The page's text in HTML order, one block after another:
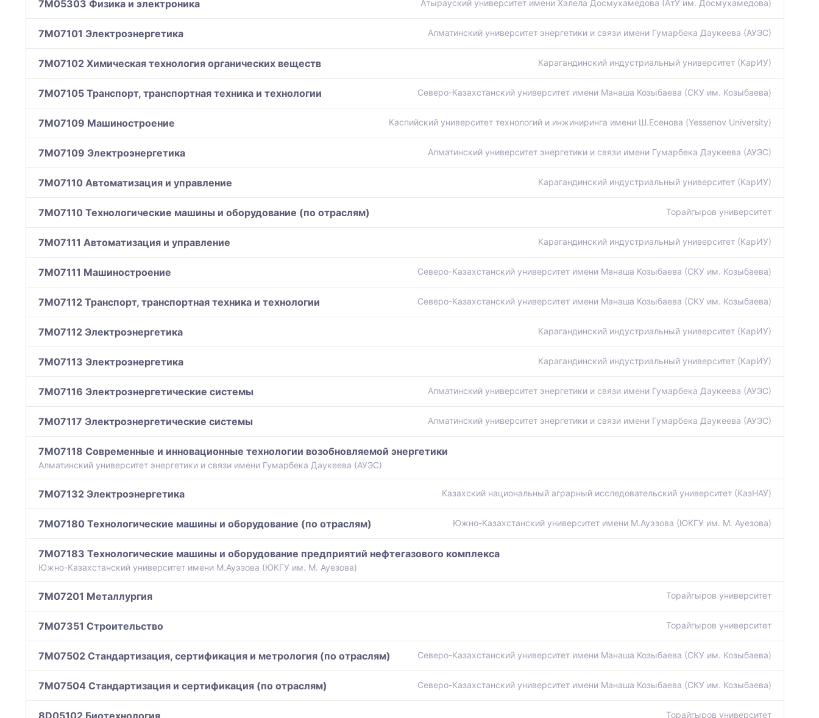
7M05303 Физика и электроника Атырауский университет имени Халела Досмухамедова (АтУ им. Досмухамедова)
7M07101 Электроэнергетика Алматинский университет энергетики и связи имени Гумарбека Даукеева (АУЭС)
7M07102 Химическая технология органических веществ Карагандинский индустриальный университет (КарИУ)
7M07105 Транспорт, транспортная техника и технологии Северо-Казахстанский университет имени Манаша Козыбаева (СКУ им. Козыбаева)
7M07109 Машиностроение Каспийский университет технологий и инжиниринга имени Ш.Есенова (Yessenov University)
7M07109 Электроэнергетика Алматинский университет энергетики и связи имени Гумарбека Даукеева (АУЭС)
7M07110 Автоматизация и управление Карагандинский индустриальный университет (КарИУ)
7M07110 Технологические машины и оборудование (по отраслям) Торайгыров университет
7M07111 Автоматизация и управление Карагандинский индустриальный университет (КарИУ)
7M07111 Машиностроение Северо-Казахстанский университет имени Манаша Козыбаева (СКУ им. Козыбаева)
7M07112 Транспорт, транспортная техника и технологии Северо-Казахстанский университет имени Манаша Козыбаева (СКУ им. Козыбаева)
7M07112 Электроэнергетика Карагандинский индустриальный университет (КарИУ)
7M07113 Электроэнергетика Карагандинский индустриальный университет (КарИУ)
7M07116 Электроэнергетические системы Алматинский университет энергетики и связи имени Гумарбека Даукеева (АУЭС)
7M07117 Электроэнергетические системы Алматинский университет энергетики и связи имени Гумарбека Даукеева (АУЭС)
7M07118 Современные и инновационные технологии возобновляемой энергетики
Алматинский университет энергетики и связи имени Гумарбека Даукеева (АУЭС)
7M07132 Электроэнергетика Казахский национальный аграрный исследовательский университет (КазНАУ)
7M07180 Технологические машины и оборудование (по отраслям) Южно-Казахстанский университет имени М.Ауэзова (ЮКГУ им. М. Ауезова)
7M07183 Технологические машины и оборудование предприятий нефтегазового комплекса
Южно-Казахстанский университет имени М.Ауэзова (ЮКГУ им. М. Ауезова)
7M07201 Металлургия Торайгыров университет
7M07351 Строительство Торайгыров университет
7M07502 Стандартизация, сертификация и метрология (по отраслям) Северо-Казахстанский университет имени Манаша Козыбаева (СКУ им. Козыбаева)
7M07504 Стандартизация и сертификация (по отраслям) Северо-Казахстанский университет имени Манаша Козыбаева (СКУ им. Козыбаева)
Торайгыров университет